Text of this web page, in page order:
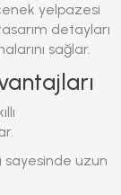
yelpazesi
detayları
sağlar.
sayesinde uzun